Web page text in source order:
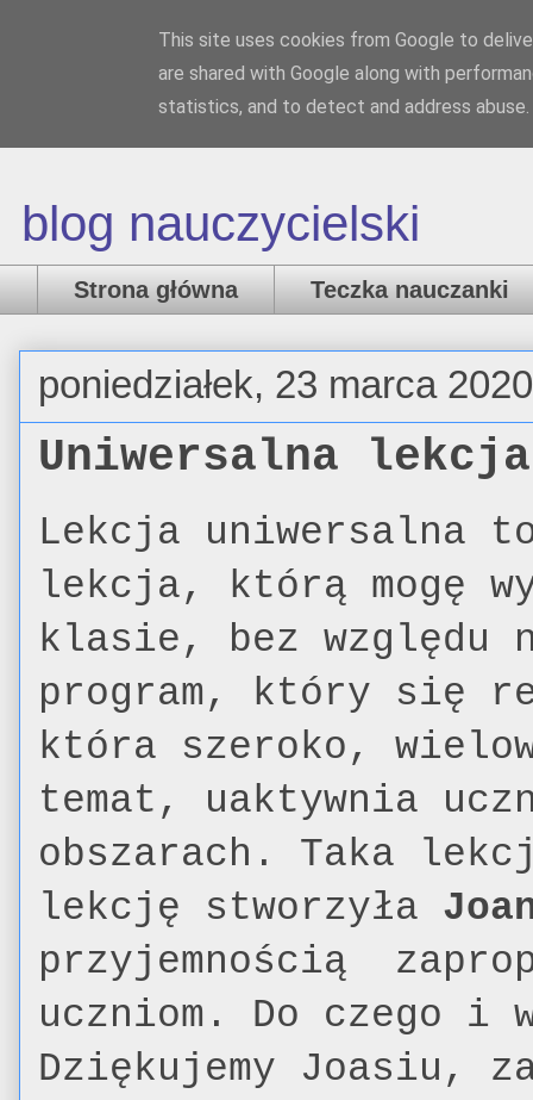
Nauczanka
blog nauczycielski
Strona główna Teczka nauczanki
poniedziałek, 23 marca 2020
Uniwersalna
Lekcja uniwersalna
lekcja, którą mogę
klasie, bez względu
program, który się
która szeroko,
temat, uaktywnia
obszarach. Taka
lekcję stworzyła
przyjemnością
uczniom. Do czego i
Dziękujemy Joasiu,
This site uses cookies from Google to
are shared with Google along with
statistics, and to detect and address abuse.